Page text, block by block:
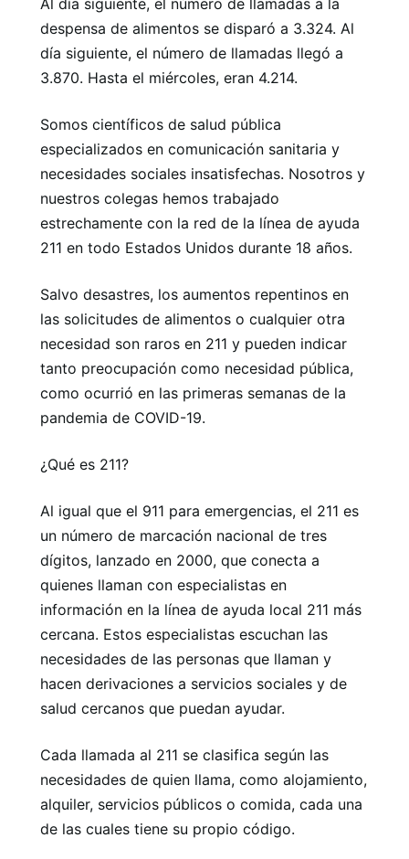
Al día siguiente, el número de llamadas a la
despensa de alimentos se disparó a 3.324. Al
día siguiente, el número de llamadas llegó a
3.870. Hasta el miércoles, eran 4.214.
Somos científicos de salud pública
especializados en comunicación sanitaria y
necesidades sociales insatisfechas. Nosotros y
nuestros colegas hemos trabajado
estrechamente con la red de la línea de ayuda
211 en todo Estados Unidos durante 18 años.
Salvo desastres, los aumentos repentinos en
las solicitudes de alimentos o cualquier otra
necesidad son raros en 211 y pueden indicar
tanto preocupación como necesidad pública,
como ocurrió en las primeras semanas de la
pandemia de COVID-19.
¿Qué es 211?
Al igual que el 911 para emergencias, el 211 es
un número de marcación nacional de tres
dígitos, lanzado en 2000, que conecta a
quienes llaman con especialistas en
información en la línea de ayuda local 211 más
cercana. Estos especialistas escuchan las
necesidades de las personas que llaman y
hacen derivaciones a servicios sociales y de
salud cercanos que puedan ayudar.
Cada llamada al 211 se clasifica según las
necesidades de quien llama, como alojamiento,
alquiler, servicios públicos o comida, cada una
de las cuales tiene su propio código.